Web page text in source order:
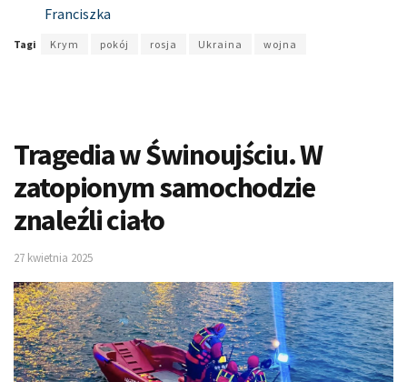
Franciszka
Tagi Krym pokój rosja Ukraina wojna
Tragedia w Świnoujściu. W
zatopionym samochodzie
znaleźli ciało
27 kwietnia 2025